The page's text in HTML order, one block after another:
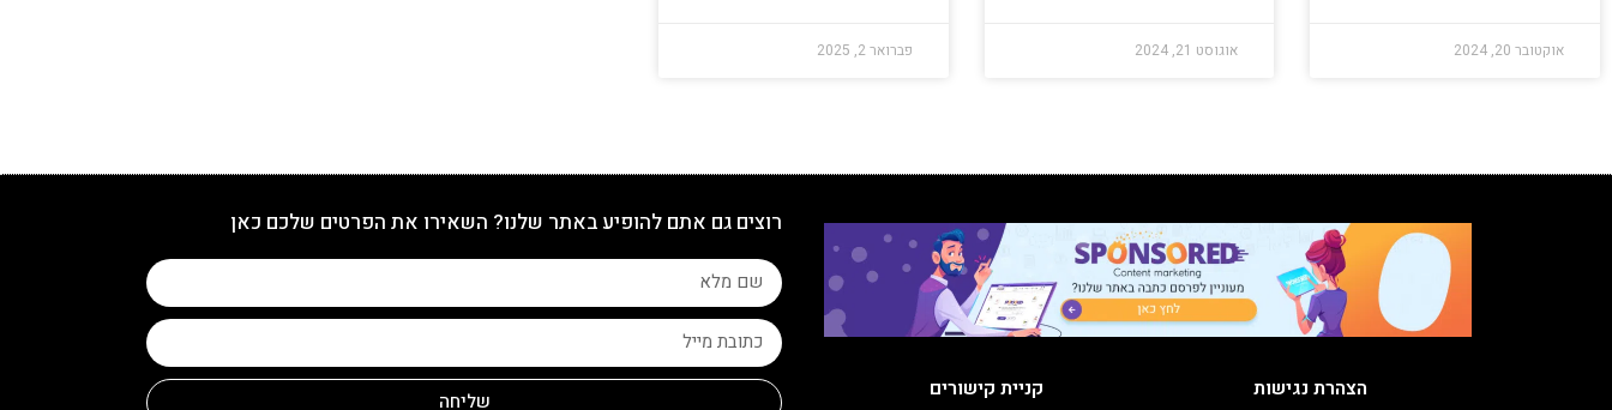
אוקטובר 20, 2024 אוגוסט 21, 2024 פברואר 2, 2025
הצהרת נגישות קניית קישורים
רוצים גם אתם להופיע באתר שלנו? השאירו את הפרטים שלכם כאן
שליחה